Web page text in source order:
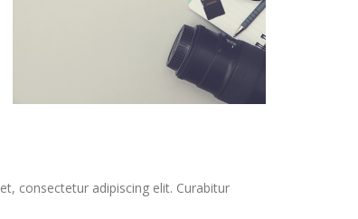
consectetur adipiscing elit. Curabitur